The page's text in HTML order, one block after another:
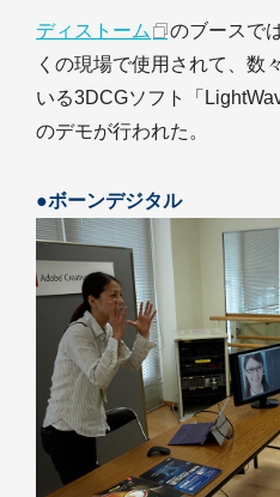
ディストーム
のブースで
くの現場で使用されて、数
いる3DCGソフト「
のデモが行われた。
●ボーンデジタル